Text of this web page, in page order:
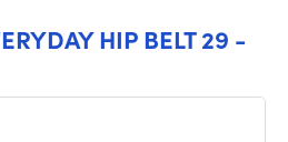
HIP BELT 29 -